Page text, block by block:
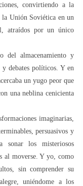
convirtiendo a la
Unión Soviética en un
atraídos por un único
del almacenamiento y
y debates políticos. Y en
un yugo peor que
una neblina cenicienta
imaginarias,
persuasivos y
sonar los misteriosos
al moverse. Y yo, como
sin comprender su
uniéndome a los